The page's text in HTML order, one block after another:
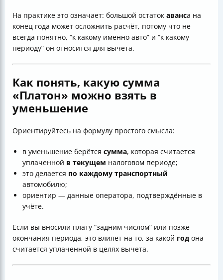
На практике это означает: большой остаток аванса на
конец года может осложнить расчёт, потому что не
всегда понятно, “к какому именно авто” и “к какому
периоду” он относится для вычета.
Как понять, какую сумма
«Платон» можно взять в
уменьшение
Ориентируйтесь на формулу простого смысла:
в уменьшение берётся сумма, которая считается
уплаченной в текущем налоговом периоде;
это делается по каждому транспортный
автомобилю;
ориентир — данные оператора, подтверждённые в
учёте.
Если вы вносили плату “задним числом” или позже
окончания периода, это влияет на то, за какой год она
считается уплаченной в целях вычета.